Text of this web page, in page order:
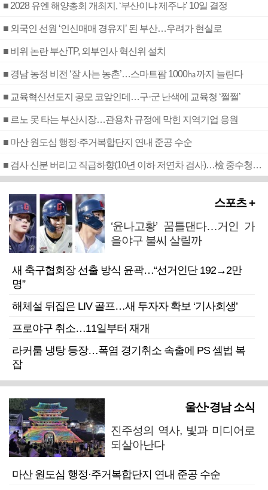
■ 2028 유엔 해양총회 개최지, ‘부산이냐 제주냐’ 10일 결정
■ 외국인 선원 ‘인신매매 경유지’ 된 부산…우려가 현실로
■ 비위 논란 부산TP, 외부인사 혁신위 설치
■ 경남 농정 비전 ‘잘 사는 농촌’…스마트팜 1000㏊까지 늘린다
■ 교육혁신선도지 공모 코앞인데…구·군 난색에 교육청 ‘쩔쩔’
■ 르노 못 타는 부산시장…관용차 규정에 막힌 지역기업 응원
■ 마산 원도심 행정·주거복합단지 연내 준공 수순
■ 검사 신분 버리고 직급하향(10년 이하 저연차 검사)…檢 중수청행 기피
스포츠 +
‘윤나고황’ 꿈틀댄다…거인 가
을야구 불씨 살릴까
새 축구협회장 선출 방식 윤곽…“선거인단 192→2만
명”
해체설 뒤집은 LIV 골프…새 투자자 확보 ‘기사회생’
프로야구 취소…11일부터 재개
라커룸 냉탕 등장…폭염 경기취소 속출에 PS 셈법 복
잡
울산·경남 소식
진주성의 역사, 빛과 미디어로
되살아난다
마산 원도심 행정·주거복합단지 연내 준공 수순